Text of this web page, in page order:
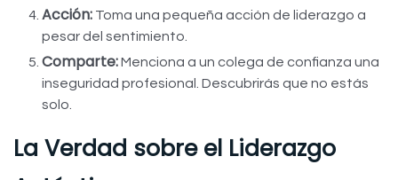
Acción: Toma una pequeña acción de liderazgo a
pesar del sentimiento.
Comparte:Menciona a un colega de confianza una
inseguridad profesional. Descubrirás que no estás
solo.
La Verdad sobre el Liderazgo